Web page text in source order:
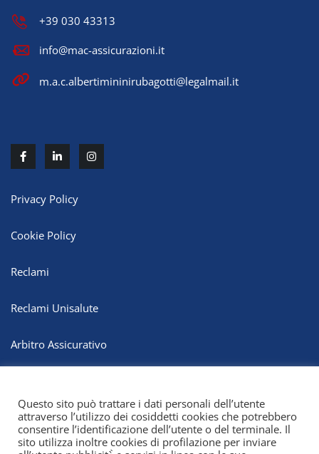
+39 030 43313
info@mac-assicurazioni.it
m.a.c.albertimininirubagotti@legalmail.it
Privacy Policy
Cookie Policy
Reclami
Reclami Unisalute
Arbitro Assicurativo
Questo sito può trattare i dati personali dell’utente
attraverso l’utilizzo dei cosiddetti cookies che potrebbero
consentire l’identificazione dell’utente o del terminale. Il
sito utilizza inoltre cookies di profilazione per inviare